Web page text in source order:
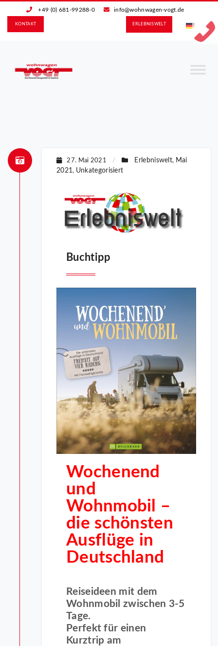
+49 (0) 681-99288-0 info@wohnwagen-vogt.de
ERLEBNIS­WELT
KONTAKT
27. Mai 2021 / Erlebniswelt, Mai
2021, Unkategorisiert
Buchtipp
Wochenend
und
Wohnmobil –
die schönsten
Ausflüge in
Deutschland
Reiseideen mit dem
Wohnmobil zwischen 3-5
Tage.
Perfekt für einen
Kurztrip am